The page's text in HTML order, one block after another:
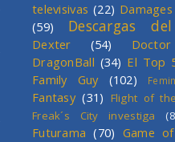
televisivas (22) Damages
(59)
Descargas
Dexter (54)
DragonBall (34) El Top
Family Guy
(102)
Fantasy (31) Flight of
Freak´s City investiga
Futurama (70) Game